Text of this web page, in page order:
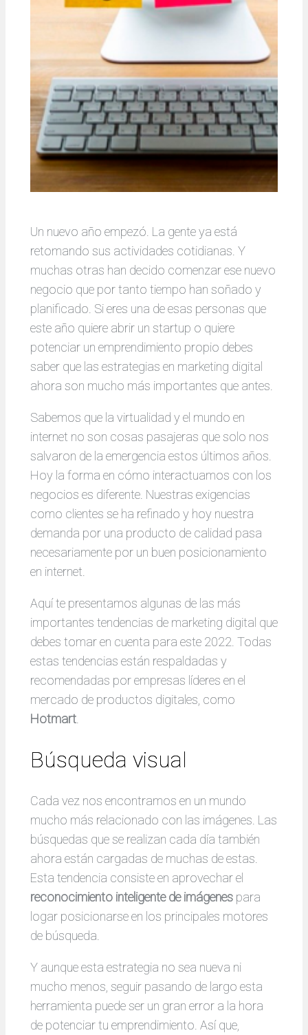
Un nuevo año empezó. La gente ya está
retomando sus actividades cotidianas. Y
muchas otras han decido comenzar ese nuevo
negocio que por tanto tiempo han soñado y
planificado. Si eres una de esas personas que
este año quiere abrir un startup o quiere
potenciar un emprendimiento propio debes
saber que las estrategias en marketing digital
ahora son mucho más importantes que antes.
Sabemos que la virtualidad y el mundo en
internet no son cosas pasajeras que solo nos
salvaron de la emergencia estos últimos años.
Hoy la forma en cómo interactuamos con los
negocios es diferente. Nuestras exigencias
como clientes se ha refinado y hoy nuestra
demanda por una producto de calidad pasa
necesariamente por un buen posicionamiento
en internet.
Aquí te presentamos algunas de las más
importantes tendencias de marketing digital que
debes tomar en cuenta para este 2022. Todas
estas tendencias están respaldadas y
recomendadas por empresas líderes en el
mercado de productos digitales, como
Hotmart
Búsqueda visual
Cada vez nos encontramos en un mundo
mucho más relacionado con las imágenes. Las
búsquedas que se realizan cada día también
ahora están cargadas de muchas de estas.
Esta tendencia consiste en aprovechar el
reconocimiento inteligente de imágenes para
logar posicionarse en los principales motores
de búsqueda.
Y aunque esta estrategia no sea nueva ni
mucho menos, seguir pasando de largo esta
herramienta puede ser un gran error a la hora
de potenciar tu emprendimiento. Así que,